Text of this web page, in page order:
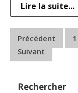
Lire la suite...
Pagination
des
Précédent 1
Suivant
Rechercher